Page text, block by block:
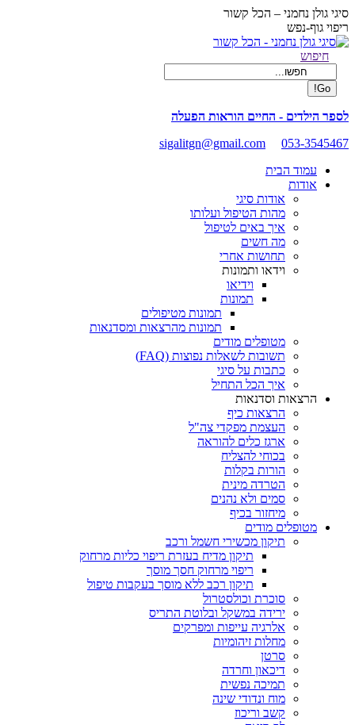
Skip
to
content
סיגי גולן נחמני – הכל קשור
ריפוי גוף-נפש
Facebook
opens
new
window
Search:
חיפוש
לספר הילדים - החיים הוראות הפעלה
sigalitgn@gmail.com
053-3545467
עמוד הבית
אודות
אודות סיגי
מהות הטיפול ועלותו
איך באים לטיפול
מה חשים
תחושות אחרי
וידאו ותמונות
וידיאו
תמונות
תמונות מטיפולים
תמונות מהרצאות ומסדנאות
מטופלים מודים
תשובות לשאלות נפוצות (FAQ)
כתבות על סיגי
איך הכל התחיל
הרצאות וסדנאות
הרצאות כיף
העצמת מפקדי צה"ל
ארגז כלים להוראה
בכוחי להצליח
הורות בקלות
הטרדה מינית
סמים ולא נהנים
מיחזור בכיף
מטופלים מודים
תיקון מכשירי חשמל ורכב
תיקון מדיח בעזרת ריפוי כליות מרחוק
ריפוי מרחוק חסך מוסך
תיקון רכב ללא מוסך בעקבות טיפול
סוכרת וכולסטרול
ירידה במשקל ובלוטת התריס
אלרגיה עייפות ומפרקים
מחלות זיהומיות
סרטן
דיכאון וחרדה
תמיכה נפשית
מוח ונדודי שינה
קשב וריכוז